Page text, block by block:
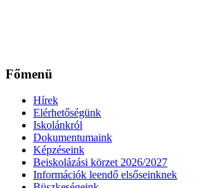
Főmenü
Hírek
Elérhetőségünk
Iskolánkról
Dokumentumaink
Képzéseink
Beiskolázási körzet 2026/2027
Információk leendő elsőseinknek